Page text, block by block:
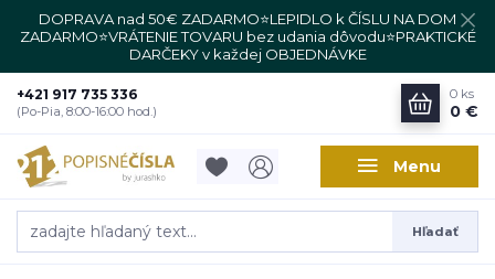
DOPRAVA nad 50€ ZADARMO⭐LEPIDLO k ČÍSLU NA DOM
ZADARMO⭐VRÁTENIE TOVARU bez udania dôvodu⭐PRAKTICKÉ
DARČEKY v každej OBJEDNÁVKE
Menu
Hľadať
+421 917 735 336
(Po-Pia, 8:00-16:00 hod.)
0 ks
0 €